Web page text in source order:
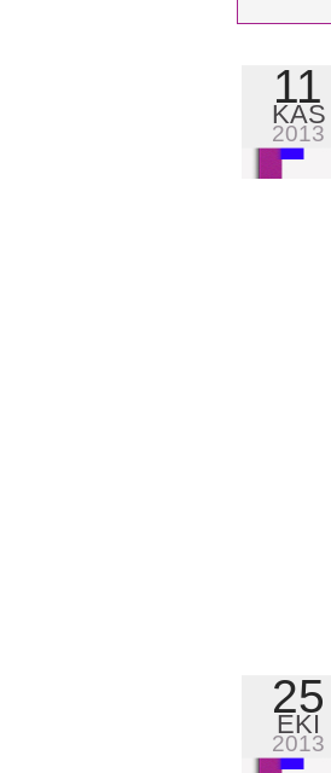
11
KAS
2013
25
EKI
2013